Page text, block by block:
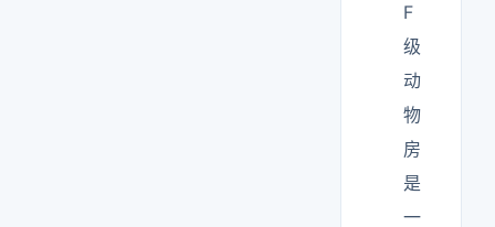
F
级
动
物
房
是
一